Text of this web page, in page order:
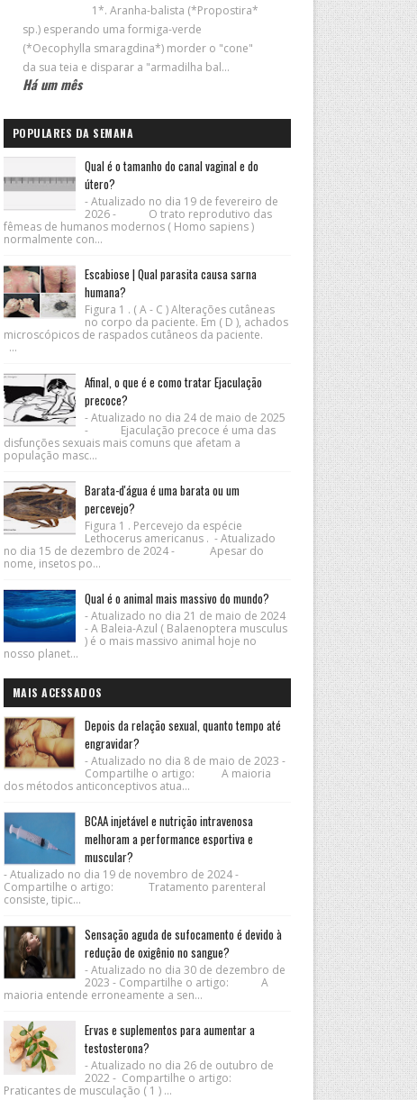
1*. Aranha-balista (*Propostira*
sp.) esperando uma formiga-verde
(*Oecophylla smaragdina*) morder o "cone"
da sua teia e disparar a "armadilha bal...
Há um mês
POPULARES DA SEMANA
Qual é o tamanho do canal vaginal e do
útero?
- Atualizado no dia 19 de fevereiro de
2026 - O trato reprodutivo das
fêmeas de humanos modernos ( Homo sapiens )
normalmente con...
Escabiose | Qual parasita causa sarna
humana?
Figura 1 . ( A - C ) Alterações cutâneas
no corpo da paciente. Em ( D ), achados
microscópicos de raspados cutâneos da paciente.
...
Afinal, o que é e como tratar Ejaculação
precoce?
- Atualizado no dia 24 de maio de 2025
- Ejaculação precoce é uma das
disfunções sexuais mais comuns que afetam a
população masc...
Barata-d'água é uma barata ou um
percevejo?
Figura 1 . Percevejo da espécie
Lethocerus americanus . - Atualizado
no dia 15 de dezembro de 2024 - Apesar do
nome, insetos po...
Qual é o animal mais massivo do mundo?
- Atualizado no dia 21 de maio de 2024
- A Baleia-Azul ( Balaenoptera musculus
) é o mais massivo animal hoje no
nosso planet...
MAIS ACESSADOS
Depois da relação sexual, quanto tempo até
engravidar?
- Atualizado no dia 8 de maio de 2023 -
Compartilhe o artigo: A maioria
dos métodos anticonceptivos atua...
BCAA injetável e nutrição intravenosa
melhoram a performance esportiva e
muscular?
- Atualizado no dia 19 de novembro de 2024 -
Compartilhe o artigo: Tratamento parenteral
consiste, tipic...
Sensação aguda de sufocamento é devido à
redução de oxigênio no sangue?
- Atualizado no dia 30 de dezembro de
2023 - Compartilhe o artigo: A
maioria entende erroneamente a sen...
Ervas e suplementos para aumentar a
testosterona?
- Atualizado no dia 26 de outubro de
2022 - Compartilhe o artigo:
Praticantes de musculação ( 1 ) ...